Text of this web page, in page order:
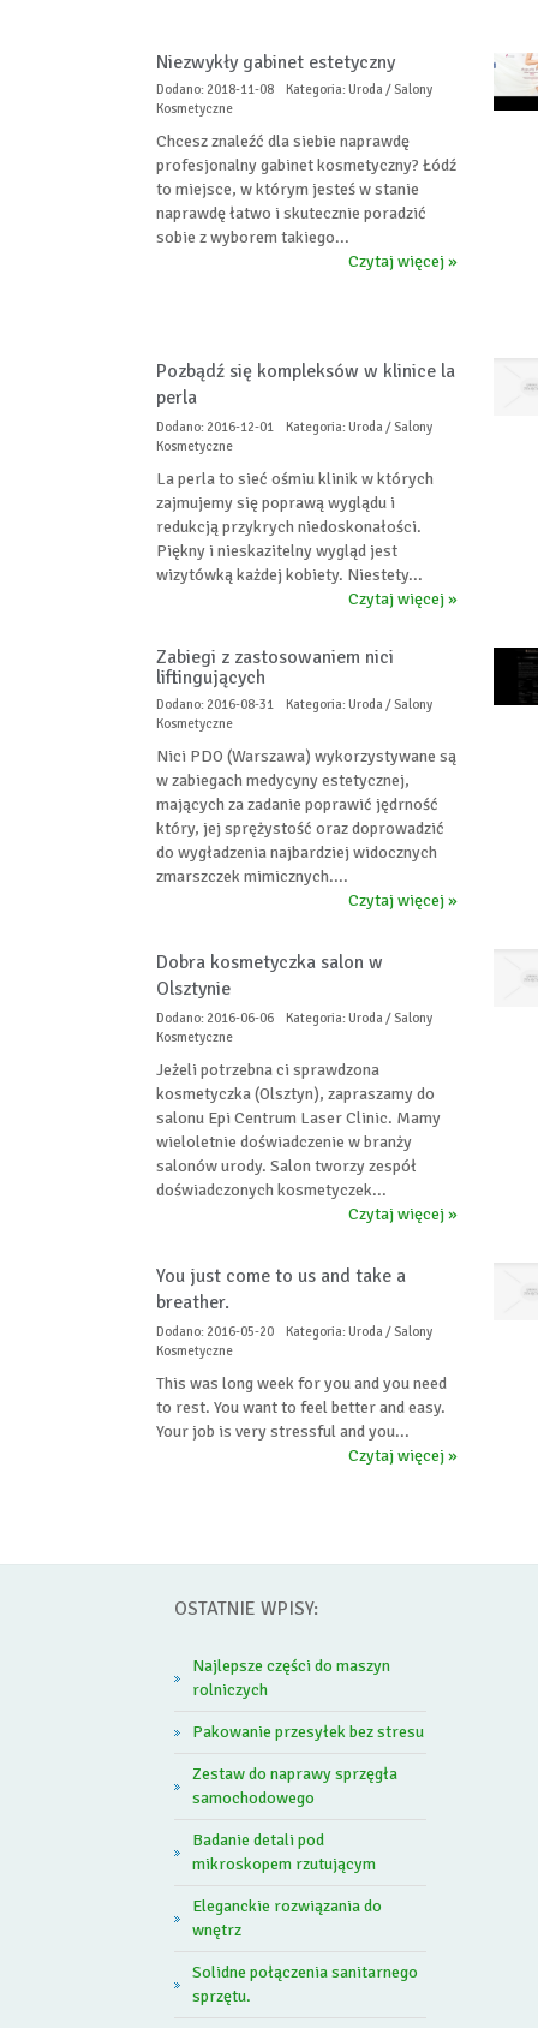
Niezwykły gabinet estetyczny
Dodano: 2018-11-08
Kategoria: Uroda / Salony
Kosmetyczne
Chcesz znaleźć dla siebie naprawdę
profesjonalny gabinet kosmetyczny? Łódź
to miejsce, w którym jesteś w stanie
naprawdę łatwo i skutecznie poradzić
sobie z wyborem takiego...
Czytaj więcej »
Pozbądź się kompleksów w klinice la
perla
Dodano: 2016-12-01
Kategoria: Uroda / Salony
Kosmetyczne
La perla to sieć ośmiu klinik w których
zajmujemy się poprawą wyglądu i
redukcją przykrych niedoskonałości.
Piękny i nieskazitelny wygląd jest
wizytówką każdej kobiety. Niestety...
Czytaj więcej »
Zabiegi z zastosowaniem nici
liftingujących
Dodano: 2016-08-31
Kategoria: Uroda / Salony
Kosmetyczne
Nici PDO (Warszawa) wykorzystywane są
w zabiegach medycyny estetycznej,
mających za zadanie poprawić jędrność
który, jej sprężystość oraz doprowadzić
do wygładzenia najbardziej widocznych
zmarszczek mimicznych....
Czytaj więcej »
Dobra kosmetyczka salon w
Olsztynie
Dodano: 2016-06-06
Kategoria: Uroda / Salony
Kosmetyczne
Jeżeli potrzebna ci sprawdzona
kosmetyczka (Olsztyn), zapraszamy do
salonu Epi Centrum Laser Clinic. Mamy
wieloletnie doświadczenie w branży
salonów urody. Salon tworzy zespół
doświadczonych kosmetyczek...
Czytaj więcej »
You just come to us and take a
breather.
Dodano: 2016-05-20
Kategoria: Uroda / Salony
Kosmetyczne
This was long week for you and you need
to rest. You want to feel better and easy.
Your job is very stressful and you...
Czytaj więcej »
OSTATNIE WPISY:
Najlepsze części do maszyn
rolniczych
Pakowanie przesyłek bez stresu
Zestaw do naprawy sprzęgła
samochodowego
Badanie detali pod
mikroskopem rzutującym
Eleganckie rozwiązania do
wnętrz
Solidne połączenia sanitarnego
sprzętu.